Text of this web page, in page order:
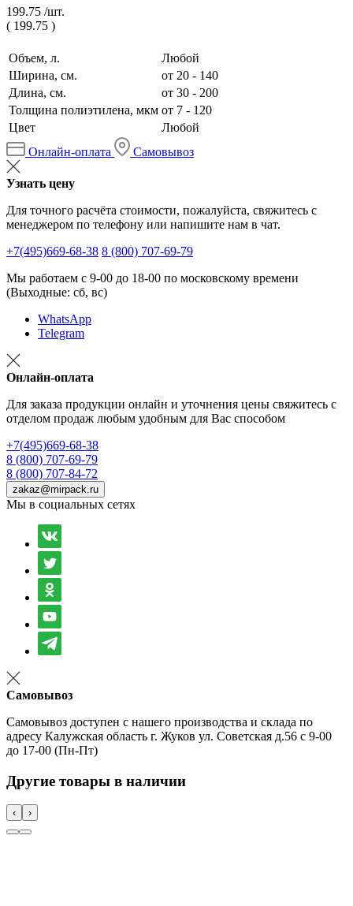
199.75 /шт.
( 199.75 )
Объем, л.
Любой
Ширина, см.
от 20 - 140
Длина, см.
от 30 - 200
Толщина полиэтилена, мкм от 7 - 120
Цвет
Любой
Онлайн-оплата
Самовывоз
Узнать цену
Для точного расчёта стоимости, пожалуйста, свяжитесь с
менеджером по телефону или напишите нам в чат.
+7(495)669-68-38 8 (800) 707-69-79
Мы работаем с 9-00 до 18-00 по московскому времени
(Выходные: сб, вс)
WhatsApp
Telegram
Онлайн-оплата
Для заказа продукции онлайн и уточнения цены свяжитесь с
отделом продаж любым удобным для Вас способом
+7(495)669-68-38
8 (800) 707-69-79
8 (800) 707-84-72
zakaz@mirpack.ru
Мы в социальных сетях
Самовывоз
Самовывоз доступен с нашего производства и склада по
адресу Калужская область г. Жуков ул. Советская д.56 с 9-00
до 17-00 (Пн-Пт)
Другие товары в наличии
‹ ›